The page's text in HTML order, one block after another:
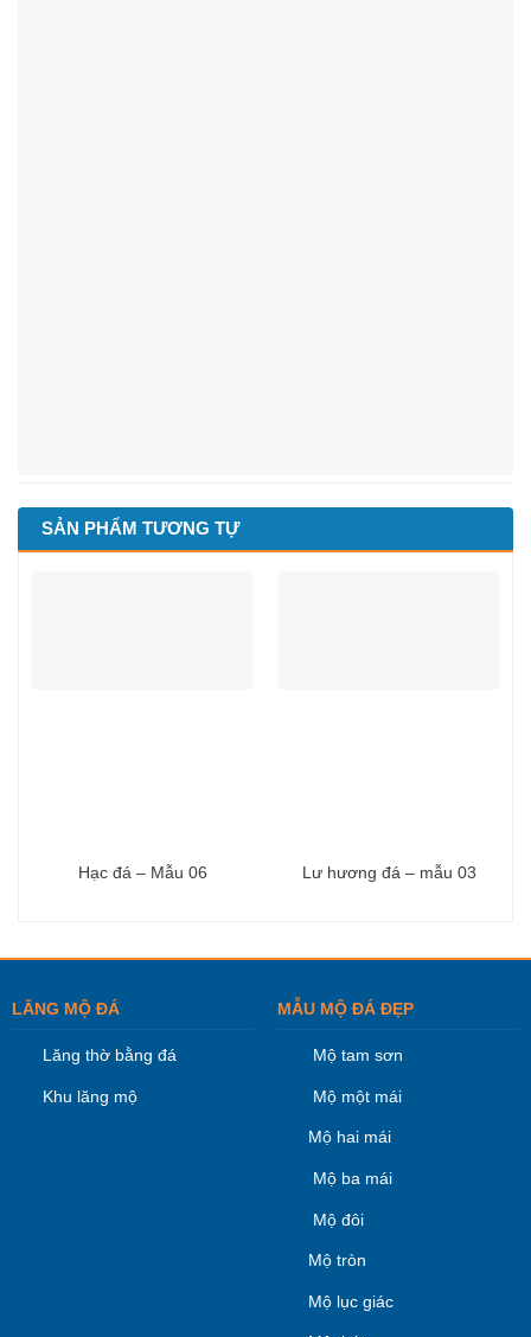
SẢN PHẨM TƯƠNG TỰ
Hạc đá – Mẫu 06 Lư hương đá – mẫu 03
LĂNG MỘ ĐÁ
Lăng thờ bằng đá
Khu lăng mộ
MẪU MỘ ĐÁ ĐẸP
Mộ tam sơn
Mộ một mái
Mộ hai mái
Mộ ba mái
Mộ đôi
Mộ tròn
Mộ lục giác